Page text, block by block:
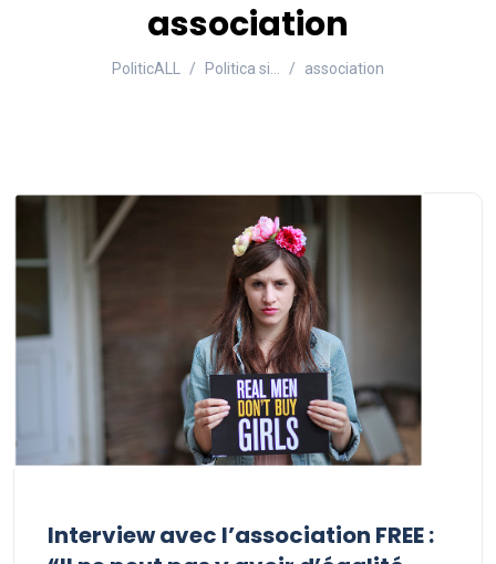
association
PoliticALL Politica si… association
Interview avec l’association FREE :